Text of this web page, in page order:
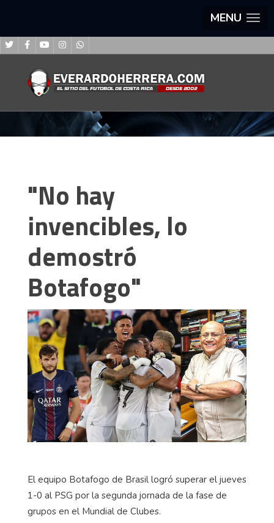
MENU
"No hay
invencibles, lo
demostró
Botafogo"
El equipo Botafogo de Brasil logró superar el jueves
1-0 al PSG por la segunda jornada de la fase de
grupos en el Mundial de Clubes.